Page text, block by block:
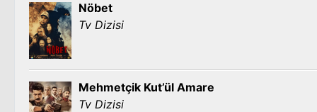
Nöbet
Tv Dizisi
Mehmetçik Kut’ül Amare
Tv Dizisi